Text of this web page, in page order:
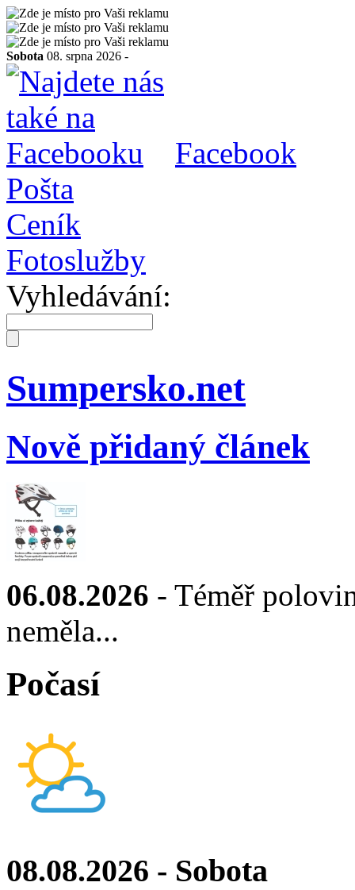
Sobota 08. srpna 2026 -
Facebook
Pošta
Ceník
Fotoslužby
Vyhledávání:
Sumpersko.net
Nově přidaný článek
06.08.2026 - Téměř
neměla...
Počasí
08.08.2026 - Sobota